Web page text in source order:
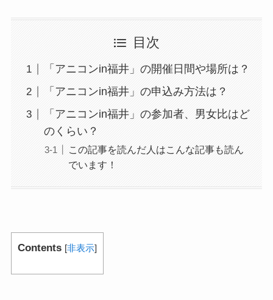
目次
「アニコンin福井」の開催日間や場所は？
「アニコンin福井」の申込み方法は？
「アニコンin福井」の参加者、男女比はど
のくらい？
この記事を読んだ人はこんな記事も読ん
でいます！
Contents [非表示]